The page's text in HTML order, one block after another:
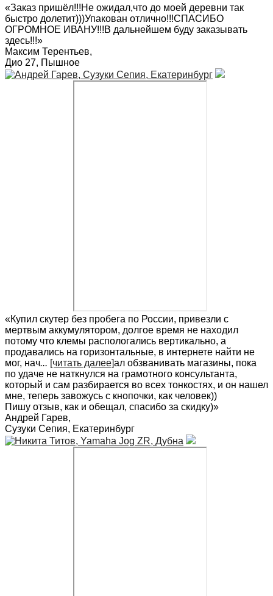
«Заказ пришёл!!!Не ожидал,что до моей деревни так
быстро долетит)))Упакован отлично!!!СПАСИБО
ОГРОМНОЕ ИВАНУ!!!В дальнейшем буду заказывать
здесь!!!»
Максим Терентьев,
Дио 27, Пышное
«Купил скутер без пробега по России, привезли с
мертвым аккумулятором, долгое время не находил
потому что клемы распологались вертикально, а
продавались на горизонтальные, в интернете найти не
мог, нач... [читать далее]ал обзванивать магазины, пока
по удаче не наткнулся на грамотного консультанта,
который и сам разбирается во всех тонкостях, и он нашел
мне, теперь завожусь с кнопочки, как человек))
Пишу отзыв, как и обещал, спасибо за скидку)»
Андрей Гарев,
Сузуки Сепия, Екатеринбург